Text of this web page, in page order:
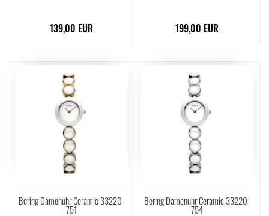
139,00 EUR 199,00 EUR
Bering Damenuhr Ceramic 33220-
751
Bering Damenuhr Ceramic 33220-
754